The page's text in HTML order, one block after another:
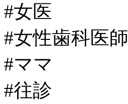
#女医
#女性歯科医師
#ママ
#往診